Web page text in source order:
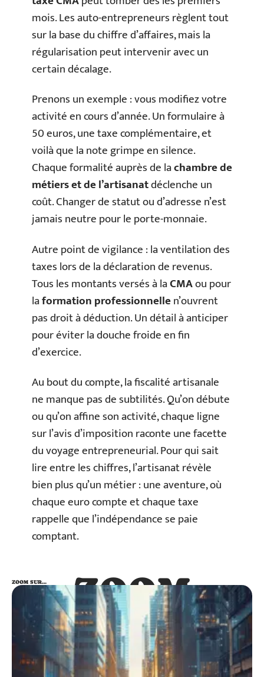
mois. Les auto-entrepreneurs règlent tout
sur la base du chiffre d’affaires, mais la
régularisation peut intervenir avec un
certain décalage.
Prenons un exemple : vous modifiez votre
activité en cours d’année. Un formulaire à
50 euros, une taxe complémentaire, et
voilà que la note grimpe en silence.
Chaque formalité auprès de lachambre de
métiers et de l’artisanatdéclenche un
coût. Changer de statut ou d’adresse n’est
jamais neutre pour le porte-monnaie.
Autre point de vigilance : la ventilation des
taxes lors de la déclaration de revenus.
Tous les montants versés à laCMAou pour
laformation professionnellen’ouvrent
pas droit à déduction. Un détail à anticiper
pour éviter la douche froide en fin
d’exercice.
Au bout du compte, la fiscalité artisanale
ne manque pas de subtilités. Qu’on débute
ou qu’on affine son activité, chaque ligne
sur l’avis d’imposition raconte une facette
du voyage entrepreneurial. Pour qui sait
lire entre les chiffres, l’artisanat révèle
bien plus qu’un métier : une aventure, où
chaque euro compte et chaque taxe
rappelle que l’indépendance se paie
comptant.
ZOOM
SUR…
ZOOM SUR…